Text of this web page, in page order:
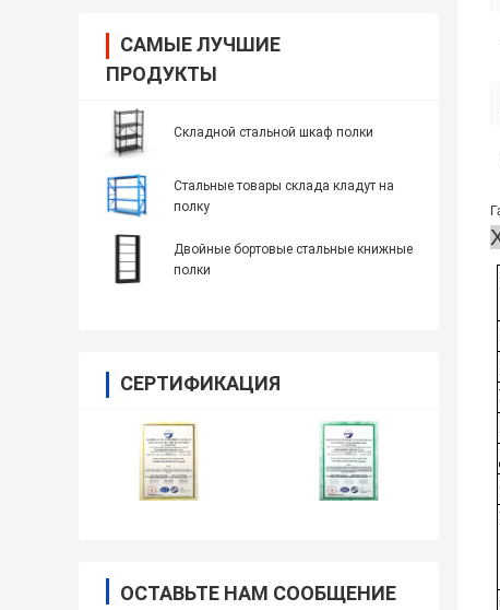
САМЫЕ ЛУЧШИЕ
ПРОДУКТЫ
Складной стальной шкаф полки
Стальные товары склада кладут на
полку
Двойные бортовые стальные книжные
полки
СЕРТИФИКАЦИЯ
ОСТАВЬТЕ НАМ СООБЩЕНИЕ